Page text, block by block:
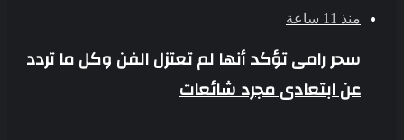
منذ 11 ساعة
سحر رامى تؤكد أنها لم تعتزل الفن وكل ما تردد
عن ابتعادى مجرد شائعات